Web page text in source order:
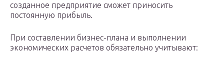
созданное предприятие сможет приносить
постоянную прибыль.
При составлении бизнес-плана и выполнении
экономических расчетов обязательно учитывают: